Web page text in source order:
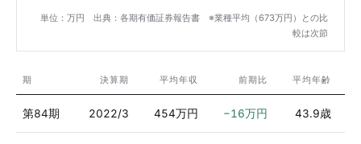
単位：万円 出典：各期有価証券報告書 ※業種平均（673万円）との比
較は次節
期 決算期 平均年収 前期比 平均年齢
第84期 2022/3 454万円 −16万円 43.9歳